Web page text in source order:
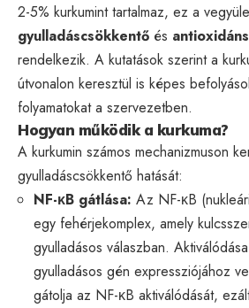
2-5% kurkumint tartalmaz, ez a
gyulladáscsökkentő és antioxidáns
rendelkezik. A kutatások szerint a
útvonalon keresztül is képes
folyamatokat a szervezetben.
Hogyan működik a kurkuma?
A kurkumin számos mechanizmuson
gyulladáscsökkentő hatását:
NF-κB gátlása: Az NF-κB
egy fehérjekomplex, amely
gyulladásos válaszban.
gyulladásos gén expressziójához
gátolja az NF-κB aktiválódását,